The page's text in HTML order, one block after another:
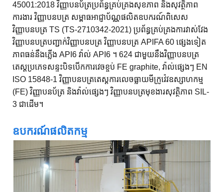
45001:2018 វិញ្ញាបនប័ត្រប្រព័ន្ធគ្រប់គ្រងសុខភាព និងសុវត្ថិភាព
ការងារ វិញ្ញាបនបត្រ សម្ពាធអាជ្ញាប័ណ្ណផលិតឧបករណ៍ពិសេស
វិញ្ញាបនបត្រ TS (TS-2710342-2021) ប្រព័ន្ធគ្រប់គ្រងការវាស់វែង
វិញ្ញាបនបត្របញ្ជាក់វិញ្ញាបនបត្រ វិញ្ញាបនបត្រ APIFA 60 ផ្សេងទៀត
ភាពធន់នឹងភ្លើង API6 វ៉ាល់ API6 ។ 624 ជាមួយនឹងវិញ្ញាបនបត្រ
តេស្តប្រភេទសន្ទះបិទបើកការវេចខ្ចប់ FE graphite, វ៉ាល់ផ្សេងៗ EN
ISO 15848-1 វិញ្ញាបនបត្រតេស្តការលេចធ្លាយមីក្រូវ៉េវឧស្សាហកម្ម
(FE) វិញ្ញាបនប័ត្រ និងវ៉ាល់ផ្សេងៗ វិញ្ញាបនបត្រមុខងារសុវត្ថិភាព SIL-
3 ជាដើម។
ឧបករណ៍ផលិតកម្ម